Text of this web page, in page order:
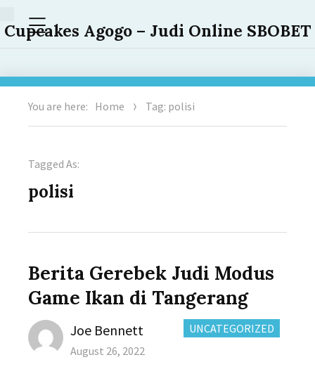
Cupcakes Agogo – Judi Online SBOBET
Menu
You are here: Home Tag: polisi
Tagged As:
polisi
Berita Gerebek Judi Modus
Game Ikan di Tangerang
CATEGORIES:
UNCATEGORIZED
Author
Joe Bennett
Posted
August 26, 2022